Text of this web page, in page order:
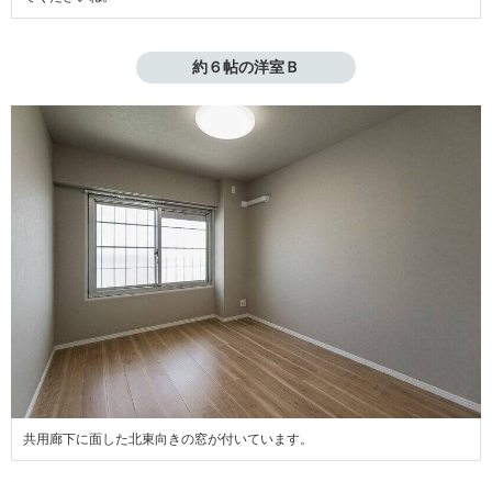
約６帖の洋室Ｂ
共用廊下に面した北東向きの窓が付いています。